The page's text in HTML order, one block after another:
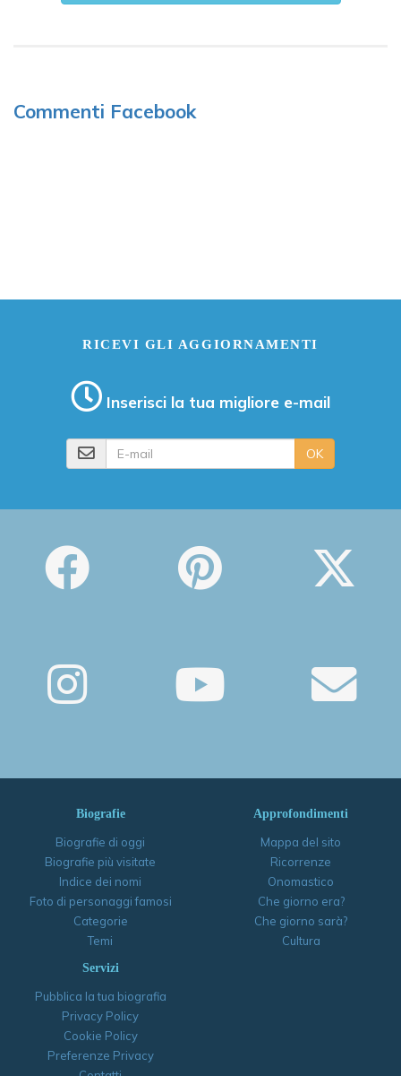
Commenti Facebook
RICEVI GLI AGGIORNAMENTI
Inserisci la tua migliore e-mail
OK
Biografie
Biografie di oggi
Biografie più visitate
Indice dei nomi
Foto di personaggi famosi
Categorie
Temi
Approfondimenti
Mappa del sito
Ricorrenze
Onomastico
Che giorno era?
Che giorno sarà?
Cultura
Servizi
Pubblica la tua biografia
Privacy Policy
Cookie Policy
Preferenze Privacy